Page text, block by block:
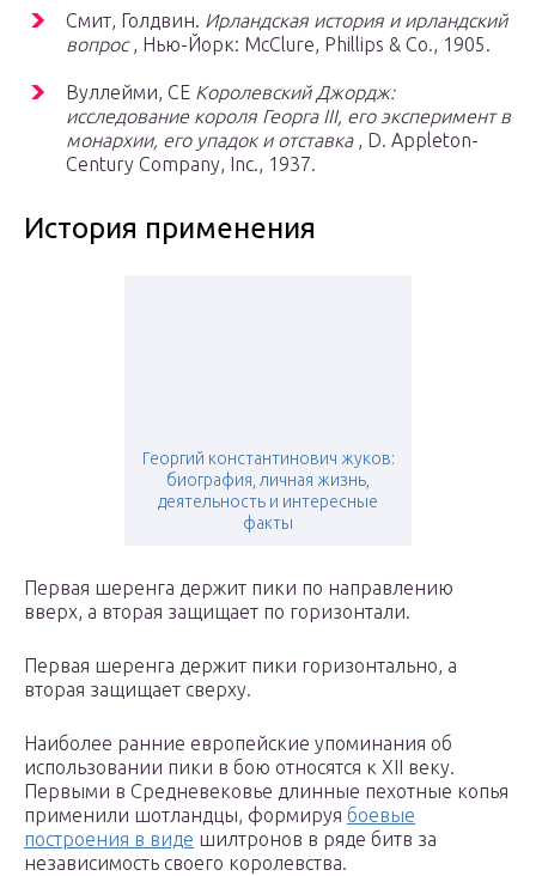
Смит, Голдвин. Ирландская история и ирландский
вопрос, Нью-Йорк: McClure, Phillips & Co., 1905.
Вуллейми, CE Королевский Джордж:
исследование короля Георга III, его эксперимент в
монархии, его упадок и отставка, D. Appleton-
Century Company, Inc., 1937.
История применения
Георгий константинович жуков:
биография, личная жизнь,
деятельность и интересные
факты
Первая шеренга держит пики по направлению
вверх, а вторая защищает по горизонтали.
Первая шеренга держит пики горизонтально, а
вторая защищает сверху.
Наиболее ранние европейские упоминания об
использовании пики в бою относятся к XII веку.
Первыми в Средневековье длинные пехотные копья
применили шотландцы, формируя боевые
построения в виде шилтронов в ряде битв за
независимость своего королевства.